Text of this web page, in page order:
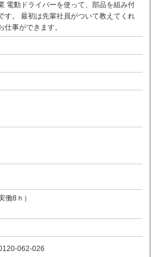
電動ドライバーを使って、部品を組み付
す。 最初は先輩社員がついて教えてくれ
仕事ができます。
働8ｈ）
062-026